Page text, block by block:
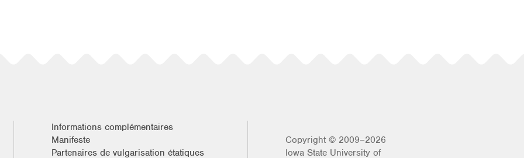
Informations complémentaires
Manifeste
Partenaires de vulgarisation étatiques
Copyright © 2009–2026
Iowa State University of